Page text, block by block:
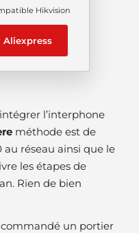
Hikvision
Aliexpress
l’interphone
méthode est de
au réseau ainsi que le
les étapes de
Rien de bien
un portier